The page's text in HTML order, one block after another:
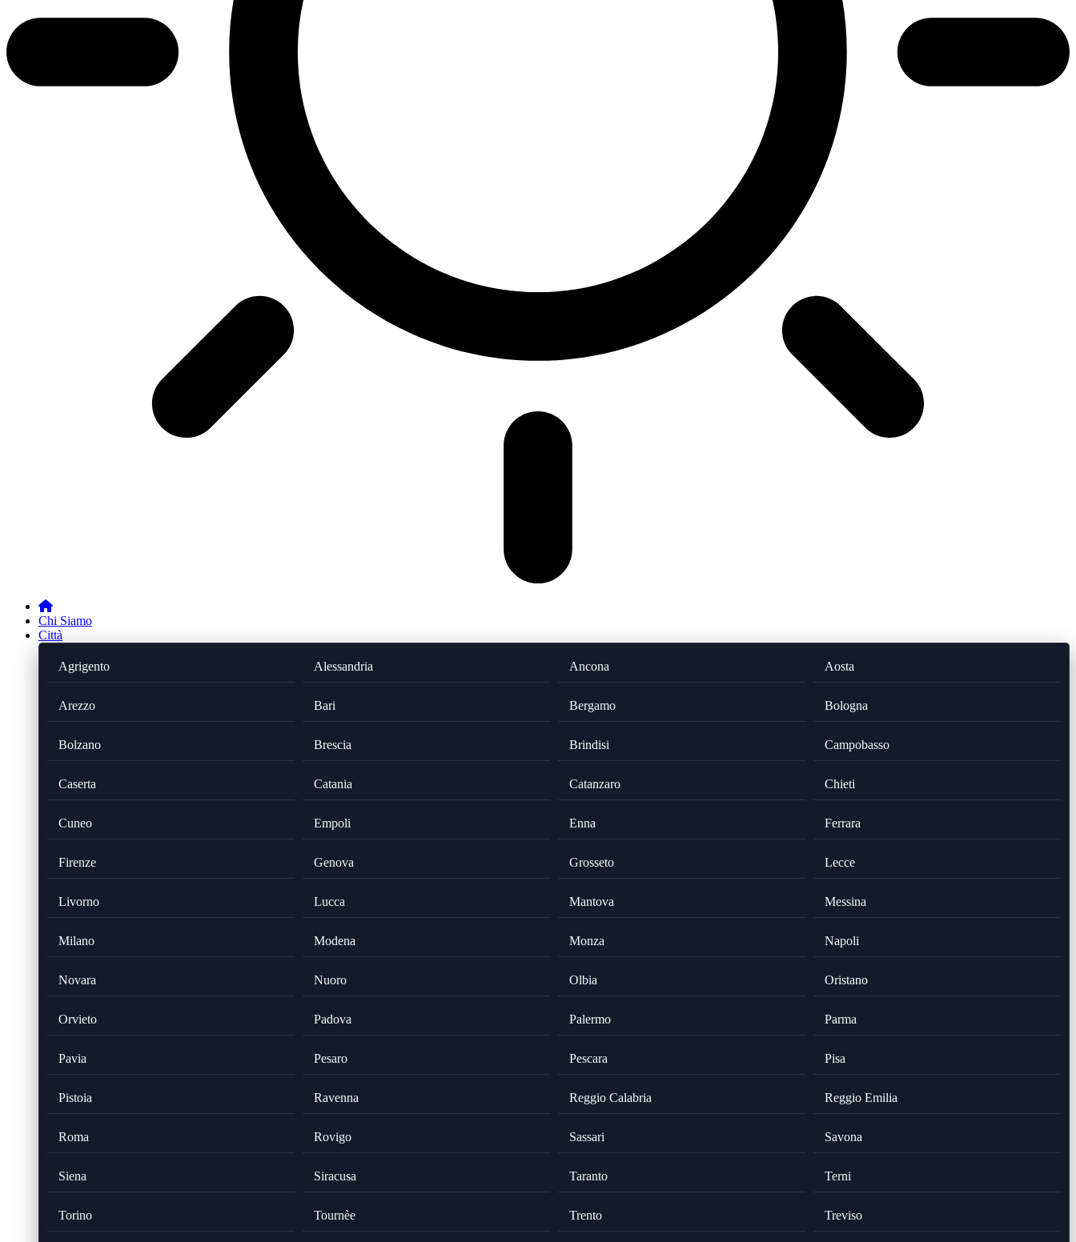
Chi Siamo
Città
Agrigento Alessandria Ancona Aosta
Arezzo Bari Bergamo Bologna
Bolzano Brescia Brindisi Campobasso
Caserta Catania Catanzaro Chieti
Cuneo Empoli Enna Ferrara
Firenze Genova Grosseto Lecce
Livorno Lucca Mantova Messina
Milano Modena Monza Napoli
Novara Nuoro Olbia Oristano
Orvieto Padova Palermo Parma
Pavia Pesaro Pescara Pisa
Pistoia Ravenna Reggio Calabria Reggio Emilia
Roma Rovigo Sassari Savona
Siena Siracusa Taranto Terni
Torino Tournèe Trento Treviso